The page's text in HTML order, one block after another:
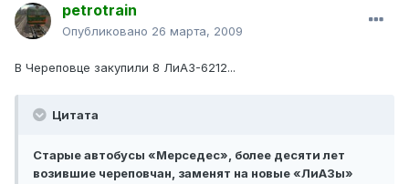
petrotrain
Опубликовано 26 марта, 2009
В Череповце закупили 8 ЛиАЗ-6212...
Цитата
Старые автобусы «Мерседес», более десяти лет
возившие череповчан, заменят на новые «ЛиАЗы»